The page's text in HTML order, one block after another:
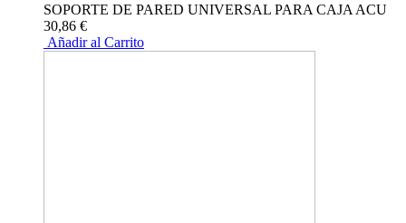
SOPORTE DE PARED UNIVERSAL PARA CAJA ACU
30,86 €
Añadir al Carrito